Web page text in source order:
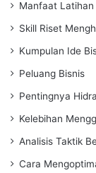
Manfaat Latihan
Skill Riset
Kumpulan Ide
Peluang Bisnis
Pentingnya
Kelebihan
Analisis Taktik
Cara